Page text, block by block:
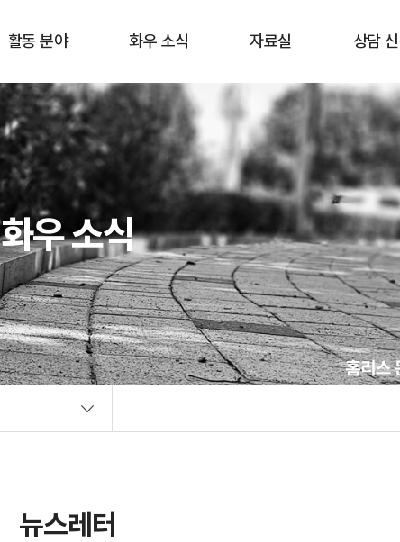
활동 분야
홈리스
이주민 · 난민
장애
청소년 교육
학술 연구
환경 · 보건
젠더
한센 인권
화우 소식
공지사항
최근 활동
뉴스레터
재정보고
자료실
공익활동보고서
화우공익세미나
학술연구
상담
화우공익법
상담 신청
화우 소식
뉴스레터